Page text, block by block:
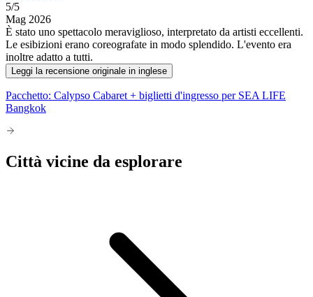
5/5
Mag 2026
È stato uno spettacolo meraviglioso, interpretato da artisti eccellenti.
Le esibizioni erano coreografate in modo splendido. L'evento era
inoltre adatto a tutti.
Leggi la recensione originale in inglese
Pacchetto: Calypso Cabaret + biglietti d'ingresso per SEA LIFE
Bangkok
Città vicine da esplorare